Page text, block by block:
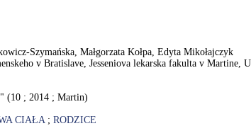
Szymańska, Małgorzata Kołpa, Edyta Mikołajczyk
v Bratislave, Jesseniova lekarska fakulta v Martine,
(10 ; 2014 ; Martin)
CIAŁA; RODZICE